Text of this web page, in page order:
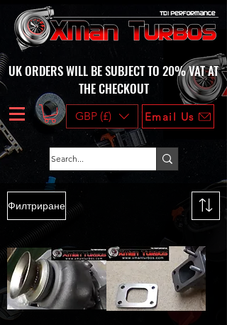
UK ORDERS WILL BE SUBJECT TO 20% VAT AT
THE CHECKOUT
GBP (£) Email Us
Филтриране